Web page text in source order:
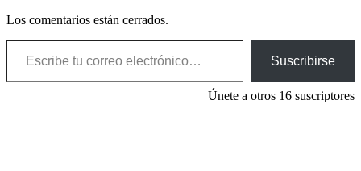
Los comentarios están cerrados.
Escribe tu correo electrónico…
Suscribirse
Únete a otros 16 suscriptores